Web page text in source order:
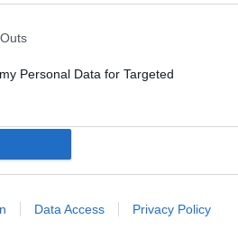
Personal Data for Targeted
Data Access Privacy Policy